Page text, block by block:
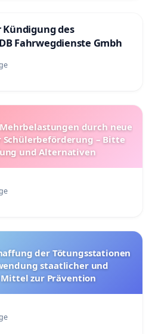
des
Fahrwegdienste Gmbh
durch neue
– Bitte
und Alternativen
staatlicher und
zur Prävention